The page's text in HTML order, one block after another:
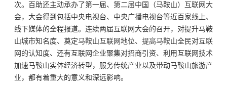
次。百助还主动承办了第一届、第二届中国（马鞍山）互联网大
会，大会得到包括中央电视台、中央广播电视台等近百家线上、
线下媒体的全程报道。连续两届互联网大会的召开，对提升马鞍
山城市知名度、奠定马鞍山互联网地位、提高马鞍山全民对互联
网的认知度、还有互联网企业聚集对招商引资、利用互联网技术
加速马鞍山实体经济转型，服务传统产业以及带动马鞍山旅游产
业，都有着重大的意义和深远影响。